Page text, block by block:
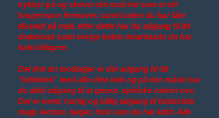
trykker på og skriver din mail ind som er dit
brugernavn fremover, samt koden du har fået
tilsendt på mail, efter dette har du adgang til dit
download samt øvrige købte downloads du har
købt tidligere.
Det link du modtager er din adgang til dit
”bibliotek” med alle dine køb og på den måde har
du altid adgang til at gense, opfriske rutiner osv.
Det er nemt, hurtig og billig adgang til fantastisk
magi, lecture, bøger, trick som du har købt. Alle